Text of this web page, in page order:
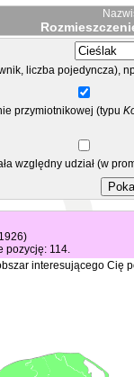
liczba pojedyncza),
przymiotnikowej (typu
względny udział (w
pozycję: 114.
interesującego Cię